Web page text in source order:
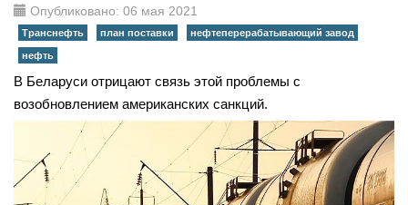
Опубликовано: 06 мая 2021
Транснефть план поставки нефтеперерабатывающий завод
нефть
В Беларуси отрицают связь этой проблемы с
возобновлением американских санкций.